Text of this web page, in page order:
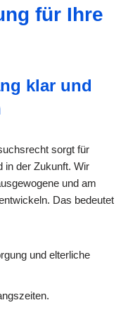
für Ihre
klar und
sorgt für
in der Zukunft. Wir
und am
Das bedeutet
und elterliche